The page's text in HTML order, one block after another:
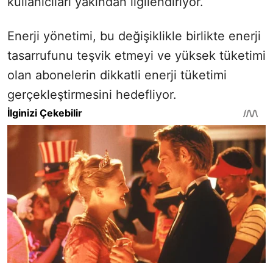
Enerji yönetimi, bu değişiklikle birlikte enerji
tasarrufunu teşvik etmeyi ve yüksek tüketimi
olan abonelerin dikkatli enerji tüketimi
gerçekleştirmesini hedefliyor.